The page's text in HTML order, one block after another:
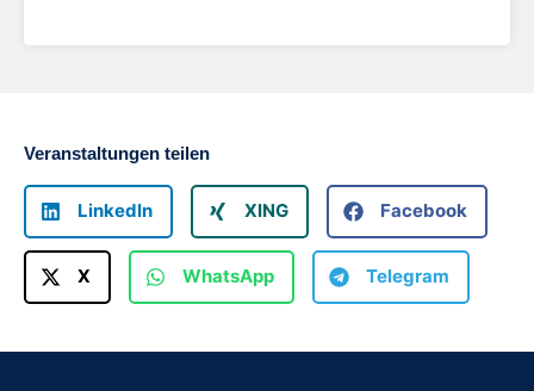
Veranstaltungen teilen
LinkedIn XING Facebook
X WhatsApp Telegram